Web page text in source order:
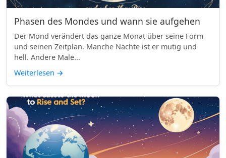
Phasen des Mondes und wann sie aufgehen
Der Mond verändert das ganze Monat über seine Form
und seinen Zeitplan. Manche Nächte ist er mutig und
hell. Andere Male...
Weiterlesen →